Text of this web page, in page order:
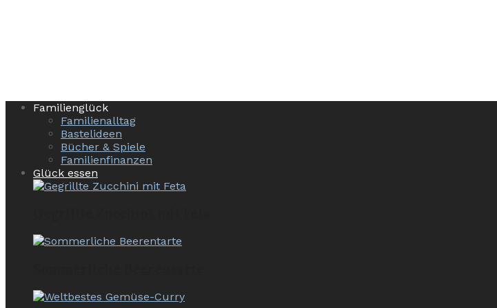
Familienglück
Familienalltag
Bastelideen
Bücher & Spiele
Familienfinanzen
Glück essen